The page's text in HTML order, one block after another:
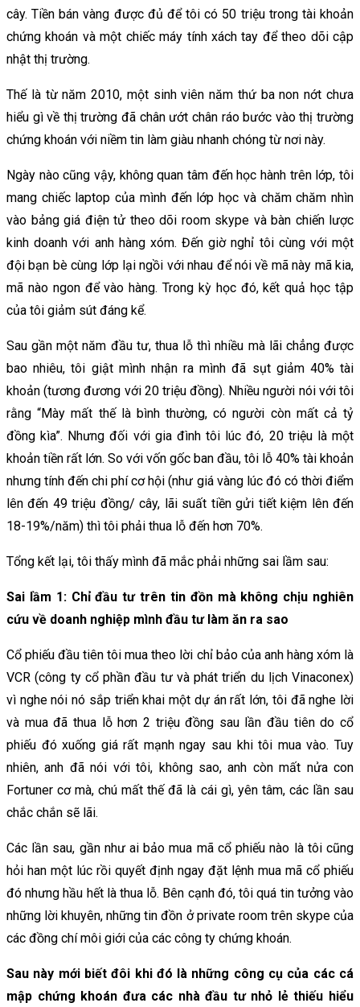
cây. Tiền bán vàng được đủ để tôi có 50 triệu trong tài khoản
chứng khoán và một chiếc máy tính xách tay để theo dõi cập
nhật thị trường.
Thế là từ năm 2010, một sinh viên năm thứ ba non nớt chưa
hiểu gì về thị trường đã chân ướt chân ráo bước vào thị trường
chứng khoán với niềm tin làm giàu nhanh chóng từ nơi này.
Ngày nào cũng vậy, không quan tâm đến học hành trên lớp, tôi
mang chiếc laptop của mình đến lớp học và chăm chăm nhìn
vào bảng giá điện tử theo dõi room skype và bàn chiến lược
kinh doanh với anh hàng xóm. Đến giờ nghỉ tôi cùng với một
đội bạn bè cùng lớp lại ngồi với nhau để nói về mã này mã kia,
mã nào ngon để vào hàng. Trong kỳ học đó, kết quả học tập
của tôi giảm sút đáng kể.
Sau gần một năm đầu tư, thua lỗ thì nhiều mà lãi chẳng được
bao nhiêu, tôi giật mình nhận ra mình đã sụt giảm 40% tài
khoản (tương đương với 20 triệu đồng). Nhiều người nói với tôi
rằng “Mày mất thế là bình thường, có người còn mất cả tỷ
đồng kìa”. Nhưng đối với gia đình tôi lúc đó, 20 triệu là một
khoản tiền rất lớn. So với vốn gốc ban đầu, tôi lỗ 40% tài khoản
nhưng tính đến chi phí cơ hội (như giá vàng lúc đó có thời điểm
lên đến 49 triệu đồng/ cây, lãi suất tiền gửi tiết kiệm lên đến
18-19%/năm) thì tôi phải thua lỗ đến hơn 70%.
Tổng kết lại, tôi thấy mình đã mắc phải những sai lầm sau:
Sai lầm 1: Chỉ đầu tư trên tin đồn mà không chịu nghiên
cứu về doanh nghiệp mình đầu tư làm ăn ra sao
Cổ phiếu đầu tiên tôi mua theo lời chỉ bảo của anh hàng xóm là
VCR (công ty cổ phần đầu tư và phát triển du lịch Vinaconex)
vì nghe nói nó sắp triển khai một dự án rất lớn, tôi đã nghe lời
và mua đã thua lỗ hơn 2 triệu đồng sau lần đầu tiên do cổ
phiếu đó xuống giá rất mạnh ngay sau khi tôi mua vào. Tuy
nhiên, anh đã nói với tôi, không sao, anh còn mất nửa con
Fortuner cơ mà, chú mất thế đã là cái gì, yên tâm, các lần sau
chắc chắn sẽ lãi.
Các lần sau, gần như ai bảo mua mã cổ phiếu nào là tôi cũng
hỏi han một lúc rồi quyết định ngay đặt lệnh mua mã cổ phiếu
đó nhưng hầu hết là thua lỗ. Bên cạnh đó, tôi quá tin tưởng vào
những lời khuyên, những tin đồn ở private room trên skype của
các đồng chí môi giới của các công ty chứng khoán.
Sau này mới biết đôi khi đó là những công cụ của các cá
mập chứng khoán đưa các nhà đầu tư nhỏ lẻ thiếu hiểu